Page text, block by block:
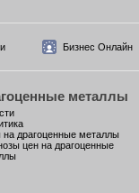
Бизнес Онлайн
металлы
драгоценные металлы
цен на драгоценные